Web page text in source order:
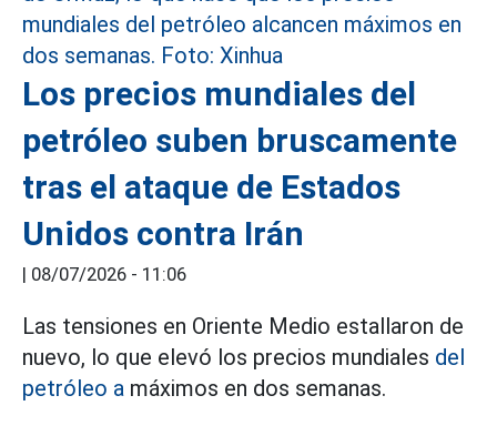
Los precios mundiales del
petróleo suben bruscamente
tras el ataque de Estados
Unidos contra Irán
| 08/07/2026 - 11:06
Las tensiones en Oriente Medio estallaron de
nuevo, lo que elevó los precios mundiales del
petróleo a máximos en dos semanas.